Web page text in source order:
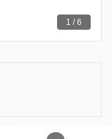
1 / 6